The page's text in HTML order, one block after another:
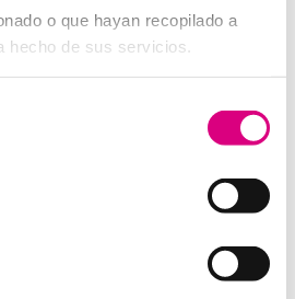
o que hayan recopilado a
hecho de sus servicios.
, porque entienden que un
puede suponer una pérdida de
Communication
, con más de
disponemos de un equipo de
Antivirus y Seguridad,
las garantías de un trabajo